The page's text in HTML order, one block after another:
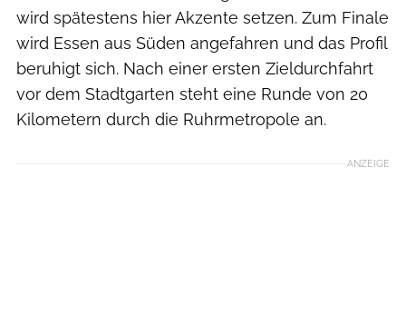
wird spätestens hier Akzente setzen. Zum Finale
wird Essen aus Süden angefahren und das Profil
beruhigt sich. Nach einer ersten Zieldurchfahrt
vor dem Stadtgarten steht eine Runde von 20
Kilometern durch die Ruhrmetropole an.
ANZEIGE